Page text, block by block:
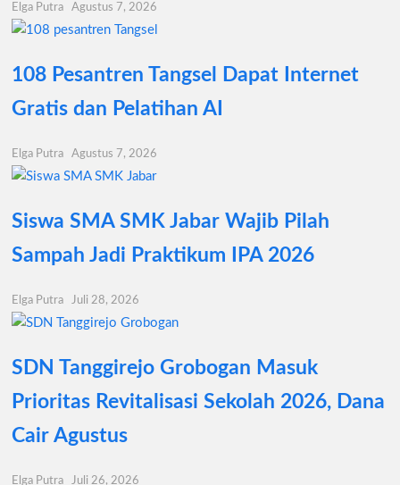
Elga Putra Agustus 7, 2026
108 Pesantren Tangsel Dapat Internet
Gratis dan Pelatihan AI
Elga Putra Agustus 7, 2026
Siswa SMA SMK Jabar Wajib Pilah
Sampah Jadi Praktikum IPA 2026
Elga Putra Juli 28, 2026
SDN Tanggirejo Grobogan Masuk
Prioritas Revitalisasi Sekolah 2026, Dana
Cair Agustus
Elga Putra Juli 26, 2026